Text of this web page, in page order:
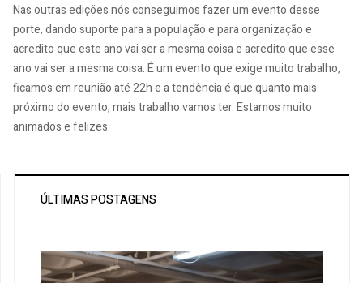
Nas outras edições nós conseguimos fazer um evento desse
porte, dando suporte para a população e para organização e
acredito que este ano vai ser a mesma coisa e acredito que esse
ano vai ser a mesma coisa. É um evento que exige muito trabalho,
ficamos em reunião até 22h e a tendência é que quanto mais
próximo do evento, mais trabalho vamos ter. Estamos muito
animados e felizes.
ÚLTIMAS POSTAGENS